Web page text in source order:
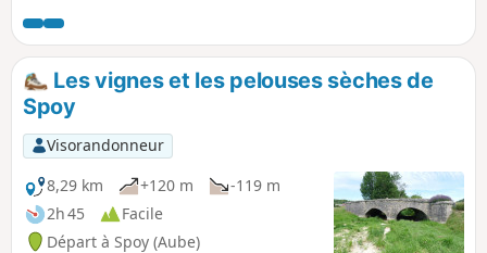
l’Aube, reliant les villages de Bossancourt,
Dolancourt, Jaucourt et Arsonval.
Les vignes et les pelouses sèches de
Spoy
Visorandonneur
8,29 km
+120 m
-119 m
2h 45
Facile
Départ à Spoy (Aube)